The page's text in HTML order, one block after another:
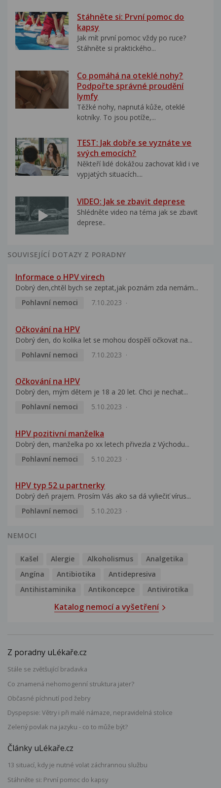
Stáhněte si: První pomoc do
kapsy
Jak mít první pomoc vždy po ruce?
Stáhněte si praktického...
Co pomáhá na oteklé nohy?
Podpořte správné proudění
lymfy
Těžké nohy, napnutá kůže, oteklé
kotníky. To jsou potíže,...
TEST: Jak dobře se vyznáte ve
svých emocích?
Někteří lidé dokážou zachovat klid i ve
vypjatých situacích....
VIDEO: Jak se zbavit deprese
Shlédněte video na téma jak se zbavit
deprese..
SOUVISEJÍCÍ DOTAZY Z PORADNY
Informace o HPV virech
Dobrý den,chtěl bych se zeptat,jak poznám zda nemám...
Pohlavní nemoci
7.10.2023
Očkování na HPV
Dobrý den, do kolika let se mohou dospělí očkovat na...
Pohlavní nemoci
7.10.2023
Očkování na HPV
Dobrý den, mým dětem je 18 a 20 let. Chci je nechat...
Pohlavní nemoci
5.10.2023
HPV pozitivní manželka
Dobrý den, manželka po xx letech přivezla z Východu...
Pohlavní nemoci
5.10.2023
HPV typ 52 u partnerky
Dobrý deň prajem. Prosím Vás ako sa dá vyliečiť vírus...
Pohlavní nemoci
5.10.2023
NEMOCI
Kašel Alergie Alkoholismus
Analgetika
Angína
Antibiotika
Antidepresiva
Antihistaminika
Antikoncepce Antivirotika
Katalog nemocí a vyšetření
Z poradny uLékaře.cz
Stále se zvětšující bradavka
Co znamená nehomogenní struktura jater?
Občasné píchnutí pod žebry
Dyspepsie: Větry i při malé námaze, nepravidelná stolice
Zelený povlak na jazyku - co to může být?
Články uLékaře.cz
13 situací, kdy je nutné volat záchrannou službu
Stáhněte si: První pomoc do kapsy